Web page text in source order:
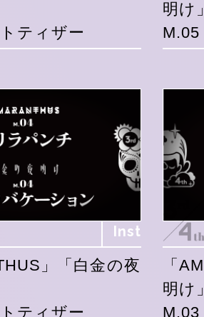
ティザー
明け
Inst
」「白金の夜
ティザー
「
明け